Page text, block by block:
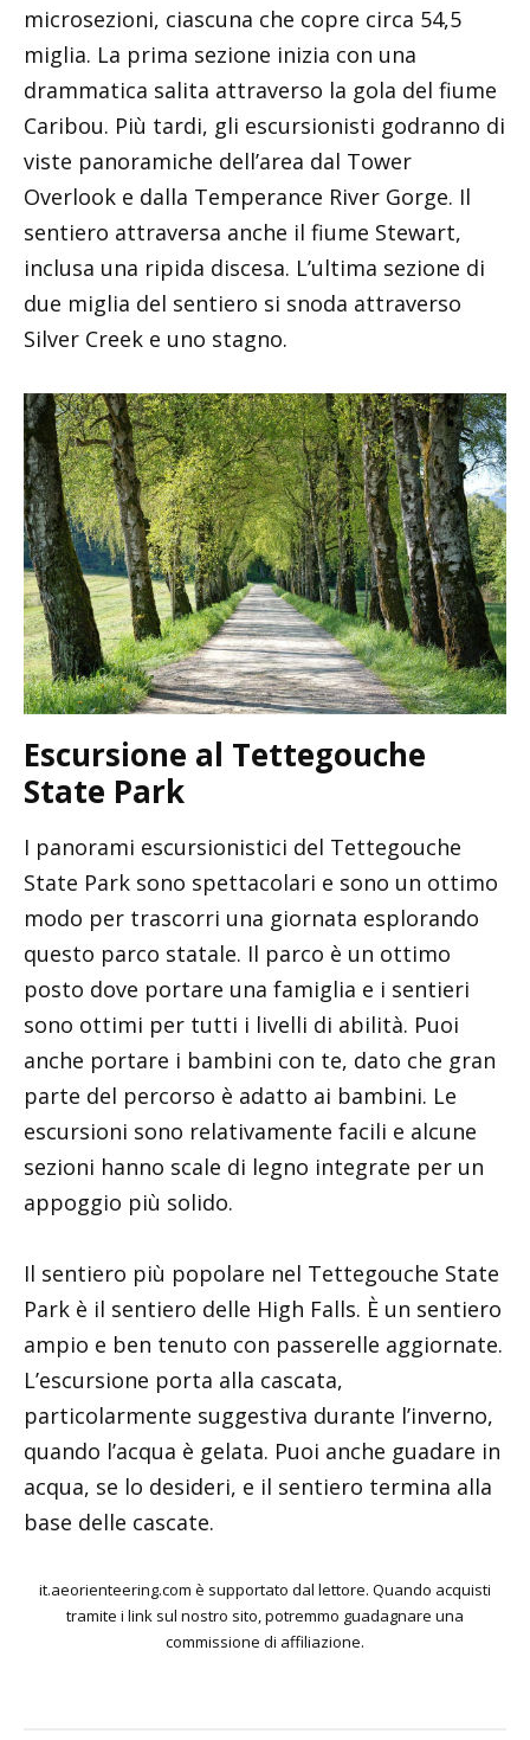
microsezioni, ciascuna che copre circa 54,5
miglia. La prima sezione inizia con una
drammatica salita attraverso la gola del fiume
Caribou. Più tardi, gli escursionisti godranno di
viste panoramiche dell’area dal Tower
Overlook e dalla Temperance River Gorge. Il
sentiero attraversa anche il fiume Stewart,
inclusa una ripida discesa. L’ultima sezione di
due miglia del sentiero si snoda attraverso
Silver Creek e uno stagno.
Escursione al Tettegouche
State Park
I panorami escursionistici del Tettegouche
State Park sono spettacolari e sono un ottimo
modo per trascorri una giornata esplorando
questo parco statale. Il parco è un ottimo
posto dove portare una famiglia e i sentieri
sono ottimi per tutti i livelli di abilità. Puoi
anche portare i bambini con te, dato che gran
parte del percorso è adatto ai bambini. Le
escursioni sono relativamente facili e alcune
sezioni hanno scale di legno integrate per un
appoggio più solido.
Il sentiero più popolare nel Tettegouche State
Park è il sentiero delle High Falls. È un sentiero
ampio e ben tenuto con passerelle aggiornate.
L’escursione porta alla cascata,
particolarmente suggestiva durante l’inverno,
quando l’acqua è gelata. Puoi anche guadare in
acqua, se lo desideri, e il sentiero termina alla
base delle cascate.
it.aeorienteering.com è supportato dal lettore. Quando acquisti
tramite i link sul nostro sito, potremmo guadagnare una
commissione di affiliazione.